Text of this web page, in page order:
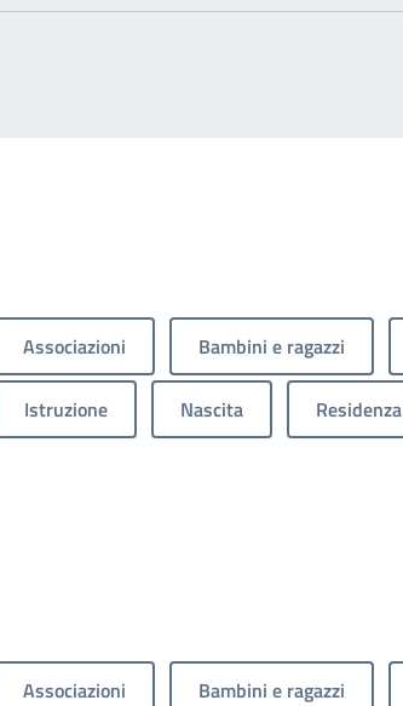
Associazioni Bambini e ragazzi
Istruzione Nascita Residenza
Associazioni Bambini e ragazzi